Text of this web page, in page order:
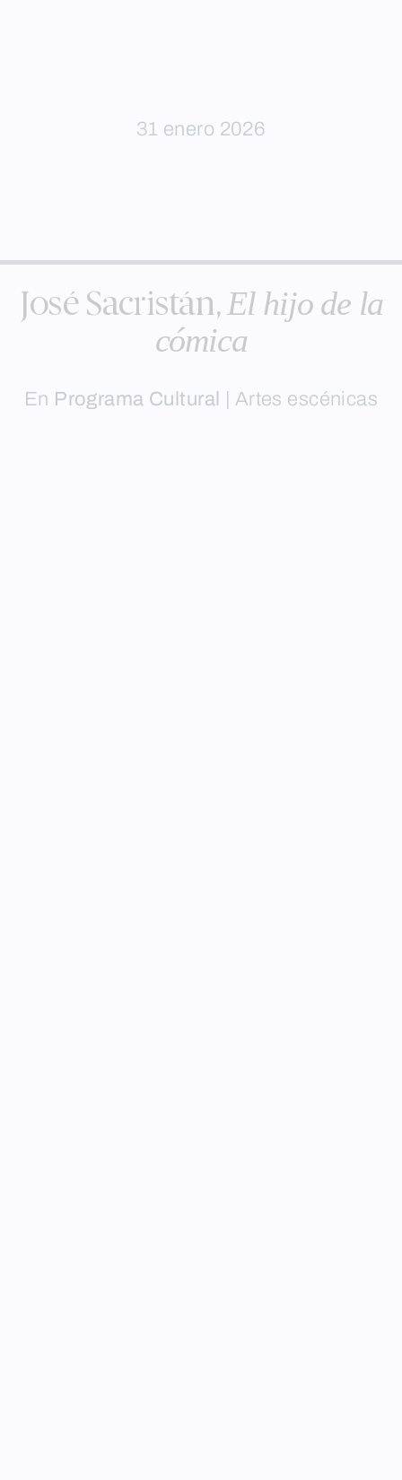
31 enero 2026
José Sacristán, El hijo de la
cómica
En Programa Cultural Artes escénicas